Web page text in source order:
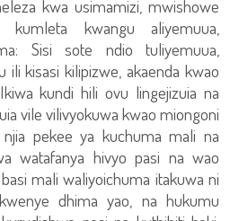
kwa usimamizi, mwishowe
kumleta kwangu aliyemuua,
Sisi sote ndio tuliyemuua,
ili kisasi kilipizwe, akaenda kwao
kundi hili ovu lingejizuia na
vile vilivyokuwa kwao miongoni
pekee ya kuchuma mali na
watafanya hivyo pasi na wao
mali waliyoichuma itakuwa ni
dhima yao, na hukumu